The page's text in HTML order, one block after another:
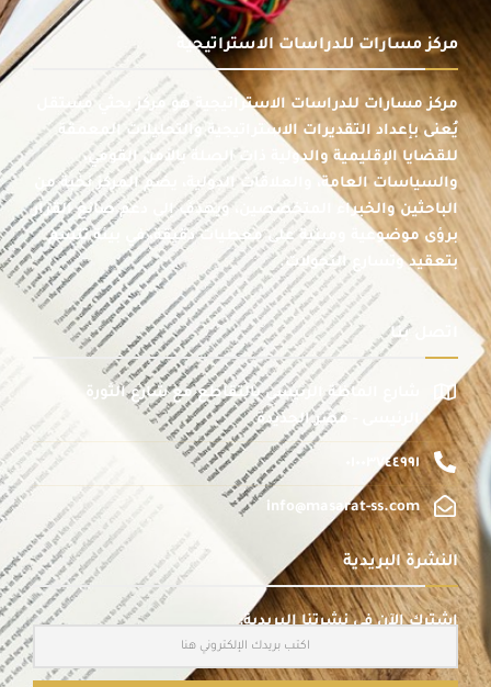
مركز مسارات للدراسات الاستراتيجية
مركز مسارات للدراسات الاستراتيجية هو مركز بحثي مستقل
يُعنى بإعداد التقديرات الاستراتيجية والتحليلات المعمقة
للقضايا الإقليمية والدولية ذات الصلة بالأمن القومي،
والسياسات العامة، والعلاقات الدولية، يضم المركز نخبة من
الباحثين والخبراء المتخصصين، ويهدف إلى دعم صانع القرار
برؤى موضوعية ومبنية على معطيات دقيقة، في بيئة تتسم
بتعقيد وتسارع التحولات.
اتصل بنا
شارع الماظة الرئيسى بالتقاطع مع شارع الثورة
الرئيسى - مصر الجديدة
٠١٠٠٣٧٤٤٩٩١
info@masarat-ss.com
النشرة البريدية
اشترك الآن في نشرتنا البريدية: